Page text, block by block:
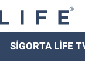
SİGORTA LİFE